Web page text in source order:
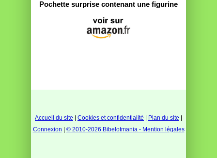
Pochette surprise contenant une figurine
Accueil du site Cookies et confidentialité Plan du site
Connexion
© 2010-2026 Bibelotmania - Mention légales